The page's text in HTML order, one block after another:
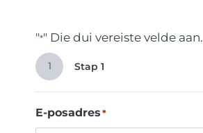
"*" Die dui vereiste velde aan.
1 Stap 1
E-posadres*